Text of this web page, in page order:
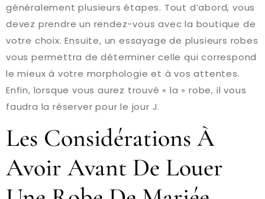
généralement plusieurs étapes. Tout d’abord, vous
devez prendre un rendez-vous avec la boutique de
votre choix. Ensuite, un essayage de plusieurs robes
vous permettra de déterminer celle qui correspond
le mieux à votre morphologie et à vos attentes.
Enfin, lorsque vous aurez trouvé « la » robe, il vous
faudra la réserver pour le jour J.
Les Considérations À
Avoir Avant De Louer